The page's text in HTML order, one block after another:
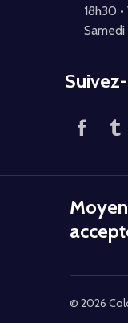
18h30
© 2026